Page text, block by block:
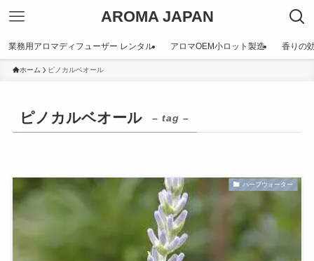
AROMA JAPAN
業務用アロマディフューザー レンタル アロマOEM小ロット製造 香りの
ホーム ピノカルベオール
ピノカルベオール – tag –
ハーブウォーター